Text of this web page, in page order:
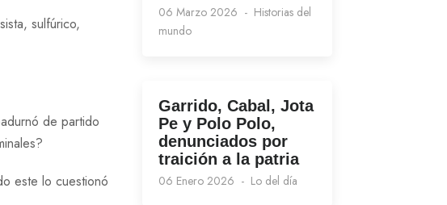
sulfúrico,
de partido
este lo cuestionó
06 Marzo 2026
Historias del
mundo
Garrido, Cabal, Jota
Pe y Polo Polo,
denunciados por
traición a la patria
06 Enero 2026 Lo del día